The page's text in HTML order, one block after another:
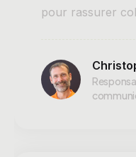
pour rassurer